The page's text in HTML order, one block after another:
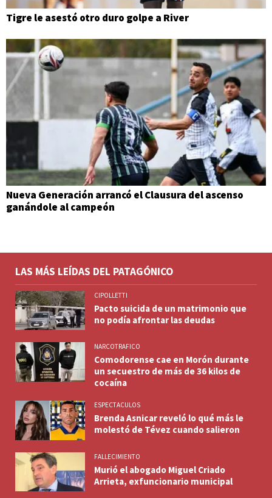
Tigre le asestó otro duro golpe a River
Nueva Generación arrancó el Clausura del ascenso
ganándole al campeón
LAS MÁS LEÍDAS DEL PATAGÓNICO
CIPOLLETTI
Pacto suicida de un matrimonio que
no podía afrontar las deudas
NARCOTRAFICO
Comodorense cae en Morón durante
un secuestro de más de 36 kilos de
cocaína
ESPECTACULOS
Brenda Asnicar reveló lo qué más le
molestó de Tévez cuando salieron
FALLECIMIENTO
Murió el abogado Miguel Criado
Arrieta, exfuncionario municipal